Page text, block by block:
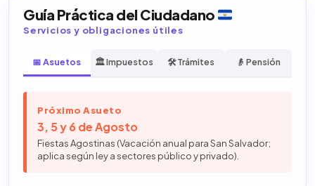
Guía Práctica del Ciudadano
Servicios y obligaciones útiles
📅 Asuetos 🏛️ Impuestos 🛠️ Trámites 👴 Pensión
Próximo Asueto
3, 5 y 6 de Agosto
Fiestas Agostinas (Vacación anual para San Salvador;
aplica según ley a sectores público y privado).